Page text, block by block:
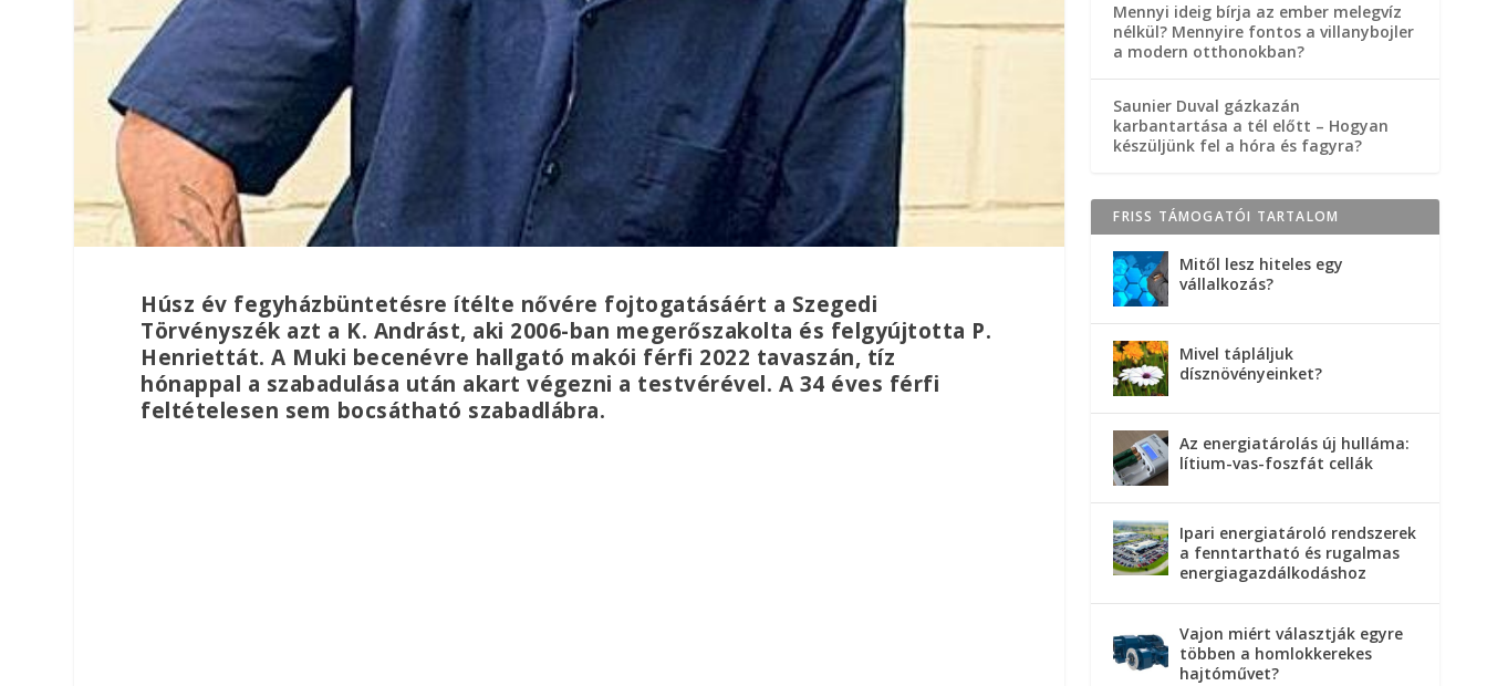
Húsz év fegyházbüntetésre ítélte nővére fojtogatásáért a Szegedi
Törvényszék azt a K. Andrást, aki 2006-ban megerőszakolta és felgyújtotta P.
Henriettát. A Muki becenévre hallgató makói férfi 2022 tavaszán, tíz
hónappal a szabadulása után akart végezni a testvérével. A 34 éves férfi
feltételesen sem bocsátható szabadlábra.
Mennyi ideig bírja az ember melegvíz
nélkül? Mennyire fontos a villanybojler
a modern otthonokban?
Saunier Duval gázkazán
karbantartása a tél előtt – Hogyan
készüljünk fel a hóra és fagyra?
FRISS TÁMOGATÓI TARTALOM
Mitől lesz hiteles egy
vállalkozás?
Mivel tápláljuk
dísznövényeinket?
Az energiatárolás új hulláma:
lítium-vas-foszfát cellák
Ipari energiatároló rendszerek
a fenntartható és rugalmas
energiagazdálkodáshoz
Vajon miért választják egyre
többen a homlokkerekes
hajtóművet?